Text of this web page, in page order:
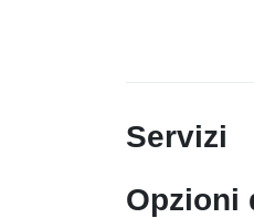
Servizi
Opzioni